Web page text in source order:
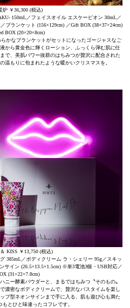
炉 ￥36,300 (税込)
150mL／フェイスオイル エスケーピオン 30mL／
ブランケット (156×129cm) ／Gift BOX (38×37×24cm)
BOX (20×20×8cm)
かなブランケットがセットになったゴージャスなご
から黄金色に輝くローション、ふっくら弾む肌に仕
で、美肌パワー抜群のはちみつが贅沢に配合された
温もりに包まれたような暖かいクリスマスを。
KISS ￥13,750 (税込)
385mL／ボディクリーム ラ・シェリー 95g／スキッ
サイン (26.5×13.5×1.5cm) ※単3電池3個・USB対応／
(31×22×7.8cm)
ニー酵素パウダーと、まるではちみつ〝そのもの〟
濃密なボディクリームで、贅沢なバスタイムを楽し
プ型ネオンサインまで手に入る、肌も遊び心も満た
もとひと味違ったコフレです。